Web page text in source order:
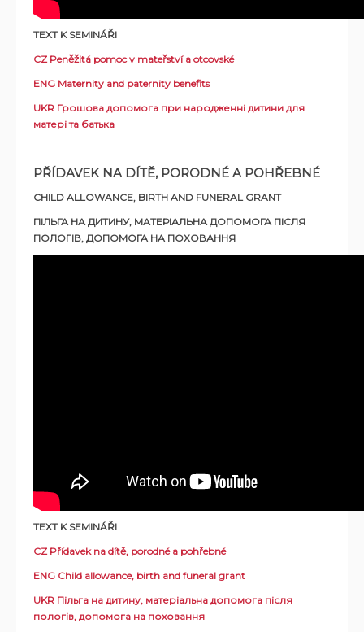
TEXT K SEMINÁŘI
CZ Peněžitá pomoc v mateřství a otcovské
ENG Maternity and paternity benefits
UKR Грошова допомога при народженні дитини для
матері та батька
PŘÍDAVEK NA DÍTĚ, PORODNÉ A POHŘEBNÉ
CHILD ALLOWANCE, BIRTH AND FUNERAL GRANT
ПІЛЬГА НА ДИТИНУ, МАТЕРІАЛЬНА ДОПОМОГА ПІСЛЯ
ПОЛОГІВ, ДОПОМОГА НА ПОХОВАННЯ
TEXT K SEMINÁŘI
CZ Přídavek na dítě, porodné a pohřebné
ENG Child allowance, birth and funeral grant
UKR Пільга на дитину, матеріальна допомога після
пологів, допомога на поховання